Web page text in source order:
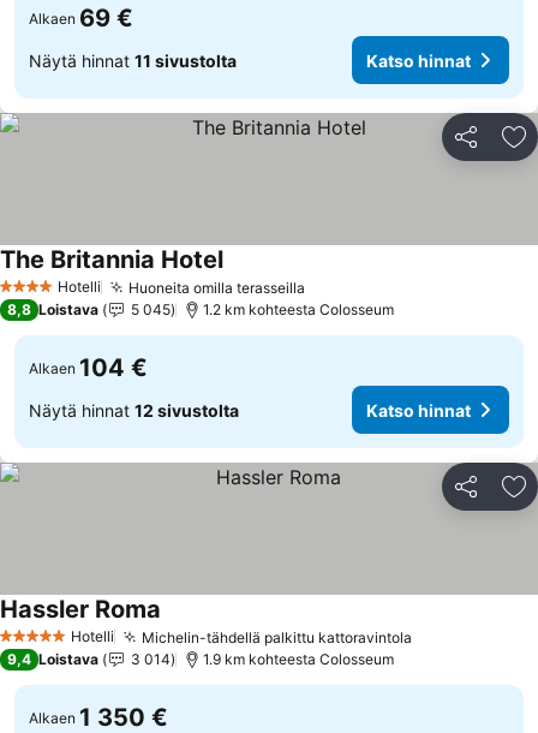
Alkaen 69 €
Näytä hinnat 11 sivustolta Katso hinnat
Jaa
4 Tähtiluokitus
Hotelli Huoneita omilla terasseilla
The Britannia HotelKatso hinnat
8,8 Loistava 5 045 1.2 km kohteesta Colosseum
Alkaen 104 €
Näytä hinnat 12 sivustolta Katso hinnat
Jaa
5 Tähtiluokitus
Hotelli Michelin-tähdellä palkittu kattoravintola
Hassler Roma
9,4 Loistava 3 014 1.9 km kohteesta Colosseum
Alkaen 1 350 €